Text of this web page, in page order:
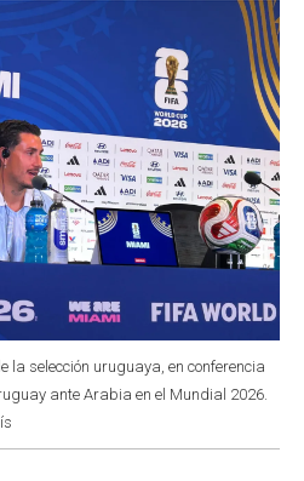
la selección uruguaya, en conferencia
ante Arabia en el Mundial 2026.